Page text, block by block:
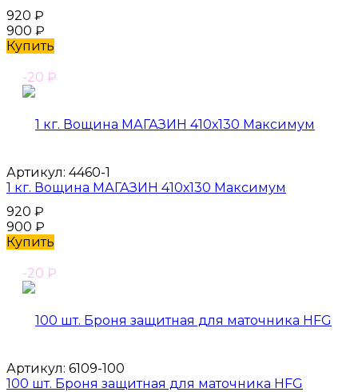
920 ₽
900 ₽
Купить
-20 ₽
Артикул: 4460-1
1 кг. Вощина МАГАЗИН 410х130 Максимум
920 ₽
900 ₽
Купить
-20 ₽
Артикул: 6109-100
100 шт. Броня защитная для маточника HFG